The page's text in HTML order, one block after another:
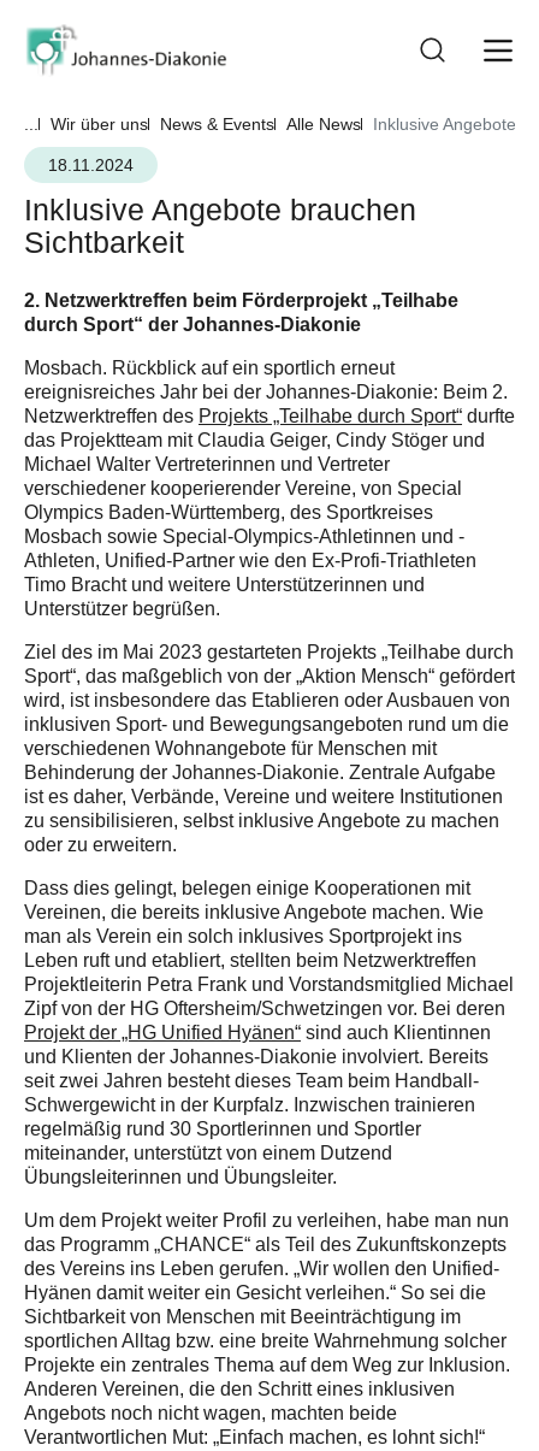
... Wir über uns News & Events Alle News
Inklusive Angebote
18.11.2024
Inklusive Angebote brauchen
Sichtbarkeit
2. Netzwerktreffen beim Förderprojekt „Teilhabe
durch Sport“ der Johannes-Diakonie
Mosbach. Rückblick auf ein sportlich erneut
ereignisreiches Jahr bei der Johannes-Diakonie: Beim 2.
Netzwerktreffen des Projekts „Teilhabe durch Sport“durfte
das Projektteam mit Claudia Geiger, Cindy Stöger und
Michael Walter Vertreterinnen und Vertreter
verschiedener kooperierender Vereine, von Special
Olympics Baden-Württemberg, des Sportkreises
Mosbach sowie Special-Olympics-Athletinnen und -
Athleten, Unified-Partner wie den Ex-Profi-Triathleten
Timo Bracht und weitere Unterstützerinnen und
Unterstützer begrüßen.
Ziel des im Mai 2023 gestarteten Projekts „Teilhabe durch
Sport“, das maßgeblich von der „Aktion Mensch“ gefördert
wird, ist insbesondere das Etablieren oder Ausbauen von
inklusiven Sport- und Bewegungsangeboten rund um die
verschiedenen Wohnangebote für Menschen mit
Behinderung der Johannes-Diakonie. Zentrale Aufgabe
ist es daher, Verbände, Vereine und weitere Institutionen
zu sensibilisieren, selbst inklusive Angebote zu machen
oder zu erweitern.
Dass dies gelingt, belegen einige Kooperationen mit
Vereinen, die bereits inklusive Angebote machen. Wie
man als Verein ein solch inklusives Sportprojekt ins
Leben ruft und etabliert, stellten beim Netzwerktreffen
Projektleiterin Petra Frank und Vorstandsmitglied Michael
Zipf von der HG Oftersheim/Schwetzingen vor. Bei deren
Projekt der „HG Unified Hyänen“sind auch Klientinnen
und Klienten der Johannes-Diakonie involviert. Bereits
seit zwei Jahren besteht dieses Team beim Handball-
Schwergewicht in der Kurpfalz. Inzwischen trainieren
regelmäßig rund 30 Sportlerinnen und Sportler
miteinander, unterstützt von einem Dutzend
Übungsleiterinnen und Übungsleiter.
Um dem Projekt weiter Profil zu verleihen, habe man nun
das Programm „CHANCE“ als Teil des Zukunftskonzepts
des Vereins ins Leben gerufen. „Wir wollen den Unified-
Hyänen damit weiter ein Gesicht verleihen.“ So sei die
Sichtbarkeit von Menschen mit Beeinträchtigung im
sportlichen Alltag bzw. eine breite Wahrnehmung solcher
Projekte ein zentrales Thema auf dem Weg zur Inklusion.
Anderen Vereinen, die den Schritt eines inklusiven
Angebots noch nicht wagen, machten beide
Verantwortlichen Mut: „Einfach machen, es lohnt sich!“